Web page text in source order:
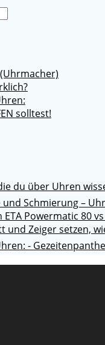
solltest!
du über Uhren
und Schmierung –
ETA Powermatic 80
und Zeiger setzen,
-